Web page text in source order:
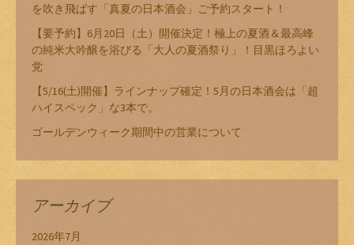
を吹き飛ばす「真夏の日本酒会」ご予約スタート！
【要予約】6月20日（土）開催決定！極上の夏酒＆最高峰
の純米大吟醸を浴びる「大人の夏酒祭り」！目黒ほろよい
党
【5/16(土)開催】ラインナップ確定！5月の日本酒会は「超
ハイスペック」な3本で。
ゴールデンウィーク期間中の営業について
アーカイブ
2026年7月